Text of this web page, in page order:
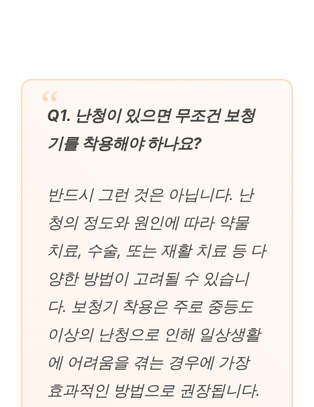
Q1. 난청이 있으면 무조건 보청
기를 착용해야 하나요?
반드시 그런 것은 아닙니다. 난
청의 정도와 원인에 따라 약물
치료, 수술, 또는 재활 치료 등 다
양한 방법이 고려될 수 있습니
다. 보청기 착용은 주로 중등도
이상의 난청으로 인해 일상생활
에 어려움을 겪는 경우에 가장
효과적인 방법으로 권장됩니다.